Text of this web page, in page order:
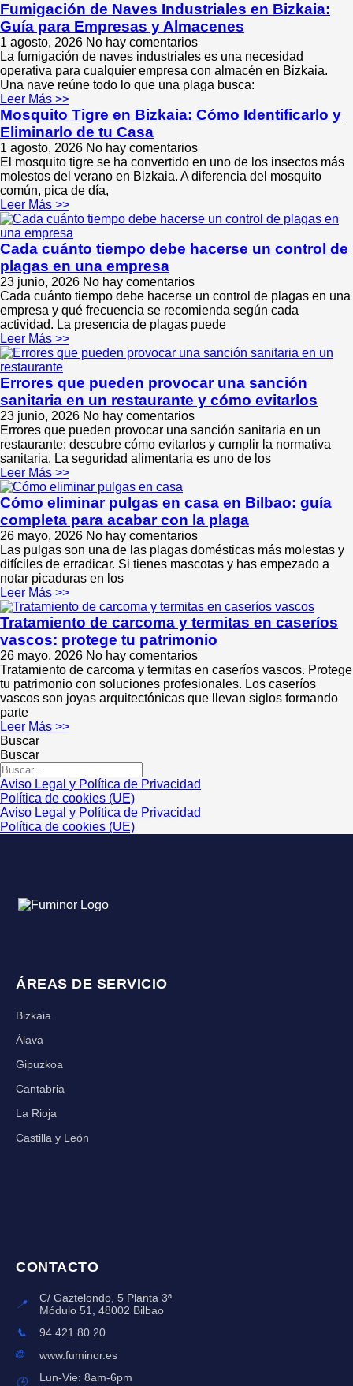
Fumigación de Naves Industriales en Bizkaia:
Guía para Empresas y Almacenes
1 agosto, 2026 No hay comentarios
La fumigación de naves industriales es una necesidad
operativa para cualquier empresa con almacén en Bizkaia.
Una nave reúne todo lo que una plaga busca:
Leer Más >>
Mosquito Tigre en Bizkaia: Cómo Identificarlo y
Eliminarlo de tu Casa
1 agosto, 2026 No hay comentarios
El mosquito tigre se ha convertido en uno de los insectos más
molestos del verano en Bizkaia. A diferencia del mosquito
común, pica de día,
Leer Más >>
Cada cuánto tiempo debe hacerse un control de
plagas en una empresa
23 junio, 2026 No hay comentarios
Cada cuánto tiempo debe hacerse un control de plagas en una
empresa y qué frecuencia se recomienda según cada
actividad. La presencia de plagas puede
Leer Más >>
Errores que pueden provocar una sanción
sanitaria en un restaurante y cómo evitarlos
23 junio, 2026 No hay comentarios
Errores que pueden provocar una sanción sanitaria en un
restaurante: descubre cómo evitarlos y cumplir la normativa
sanitaria. La seguridad alimentaria es uno de los
Leer Más >>
Cómo eliminar pulgas en casa en Bilbao: guía
completa para acabar con la plaga
26 mayo, 2026 No hay comentarios
Las pulgas son una de las plagas domésticas más molestas y
difíciles de erradicar. Si tienes mascotas y has empezado a
notar picaduras en los
Leer Más >>
Tratamiento de carcoma y termitas en caseríos
vascos: protege tu patrimonio
26 mayo, 2026 No hay comentarios
Tratamiento de carcoma y termitas en caseríos vascos. Protege
tu patrimonio con soluciones profesionales. Los caseríos
vascos son joyas arquitectónicas que llevan siglos formando
parte
Leer Más >>
Buscar
Buscar
Aviso Legal y Política de Privacidad
Política de cookies (UE)
Aviso Legal y Política de Privacidad
Política de cookies (UE)
ÁREAS DE SERVICIO
Bizkaia
Álava
Gipuzkoa
Cantabria
La Rioja
Castilla y León
CONTACTO
📍
C/ Gaztelondo, 5 Planta 3ª
Módulo 51, 48002 Bilbao
📞
94 421 80 20
🌐
www.fuminor.es
🕒
Lun-Vie: 8am-6pm